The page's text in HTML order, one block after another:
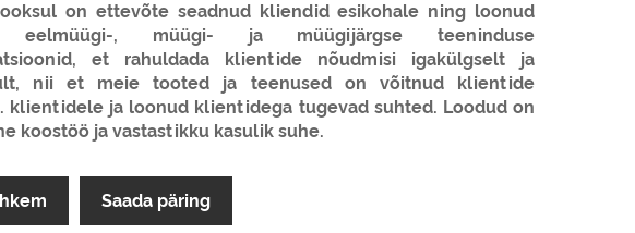
on ettevõte seadnud kliendid esikohale ning loonud
eelmüügi-, müügi- ja müügijärgse teeninduse
et rahuldada klientide nõudmisi igakülgselt ja
nii et meie tooted ja teenused on võitnud klientide
klientidele ja loonud klientidega tugevad suhted. Loodud on
koostöö ja vastastikku kasulik suhe.
Saada päring